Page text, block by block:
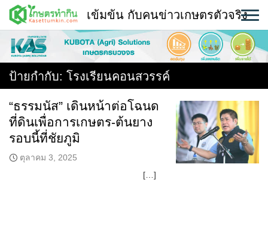
Skip
content
พืช
หน้าแรก
แวดวงเกษตร
ใคร ทำอะไร ที่ไหน
เข้มข้น กับคนข่าวเกษตรตัวจริง
ป้ายกำกับ: โรงเรียนคอนสวรรค์
“ธรรมนัส” เดินหน้าต่อโฉนด
ที่ดินเพื่อการเกษตร-ต้นยาง
รอบนี้ที่ชัยภูมิ
ตุลาคม 3, 2025
[…]